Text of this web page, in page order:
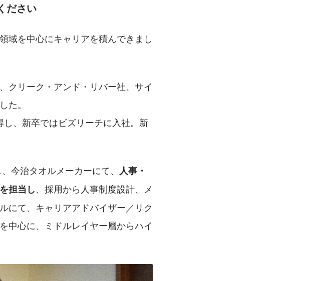
ださい
域を中心にキャリアを積んできまし
クリーク・アンド・リバー社、サイ
た。
今治タオルメーカーにて、 人事・
担当し、採用から人事制度設計、メ
にて、キャリアアドバイザー／リク
中心に、ミドルレイヤー層からハイ